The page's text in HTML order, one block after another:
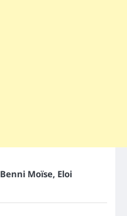
Benni Moïse, Eloi